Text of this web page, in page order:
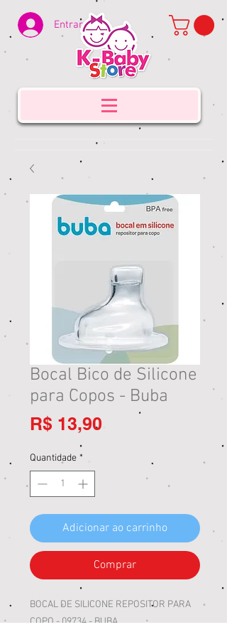
Entrar
Bocal Bico de Silicone
para Copos - Buba
R$ 13,90
Quantidade *
Adicionar ao carrinho
Comprar
BOCAL DE SILICONE REPOSITOR PARA
COPO - 09734 - BUBA